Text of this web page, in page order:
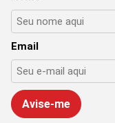
Email
Avise-me